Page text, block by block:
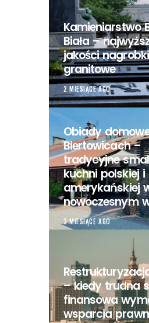
Kamieniarstwo
Biała –
jakości nagrobki
granitowe
2 MIESIĄCE AGO
Obiady
Biertowicach –
tradycyjne
kuchni polskiej i
amerykańskiej
nowoczesnym
3 MIESIĄCE AGO
– kiedy trudna
finansowa
wsparcia